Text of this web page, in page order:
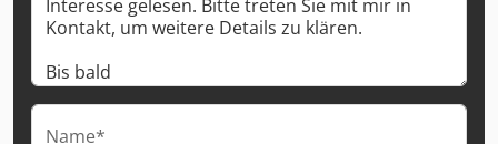
Name*